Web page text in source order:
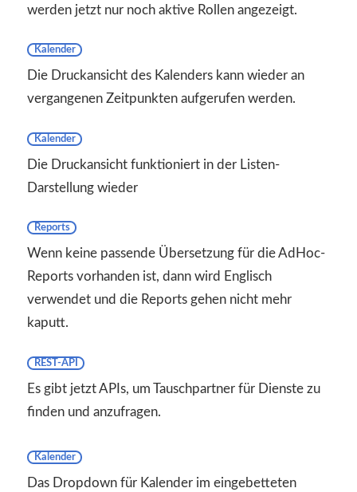
werden jetzt nur noch aktive Rollen angezeigt.
Kalender
Die Druckansicht des Kalenders kann wieder an
vergangenen Zeitpunkten aufgerufen werden.
Kalender
Die Druckansicht funktioniert in der Listen-
Darstellung wieder
Reports
Wenn keine passende Übersetzung für die AdHoc-
Reports vorhanden ist, dann wird Englisch
verwendet und die Reports gehen nicht mehr
kaputt.
REST-API
Es gibt jetzt APIs, um Tauschpartner für Dienste zu
finden und anzufragen.
Kalender
Das Dropdown für Kalender im eingebetteten